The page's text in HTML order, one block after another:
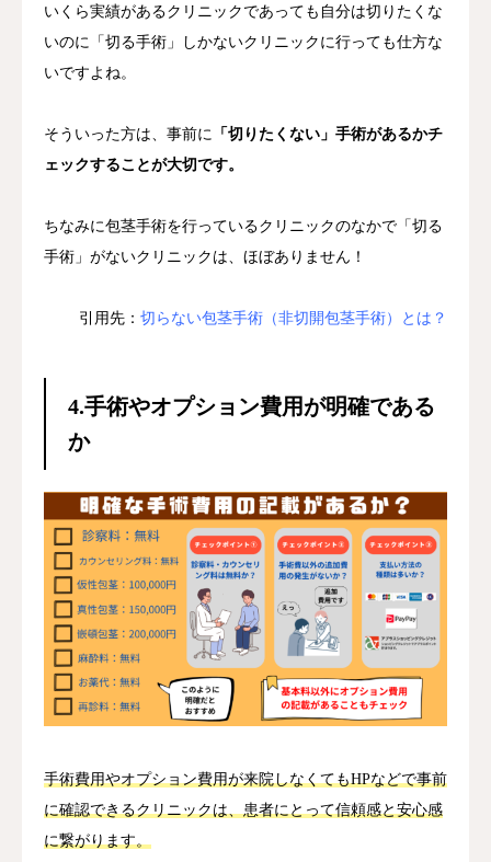
いくら実績があるクリニックであっても自分は切りたくな
いのに「切る手術」しかないクリニックに行っても仕方な
いですよね。
そういった方は、事前に 「切りたくない」手術があるかチ
ェックすることが大切です。
ちなみに包茎手術を行っているクリニックのなかで「切る
手術」がないクリニックは、ほぼありません！
引用先： 切らない包茎手術（非切開包茎手術）とは？
4.手術やオプション費用が明確である
か
手術費用やオプション費用が来院しなくてもHPなどで事前
に確認できるクリニックは、患者にとって信頼感と安心感
に繋がります。